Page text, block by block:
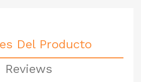
Del Producto
Reviews